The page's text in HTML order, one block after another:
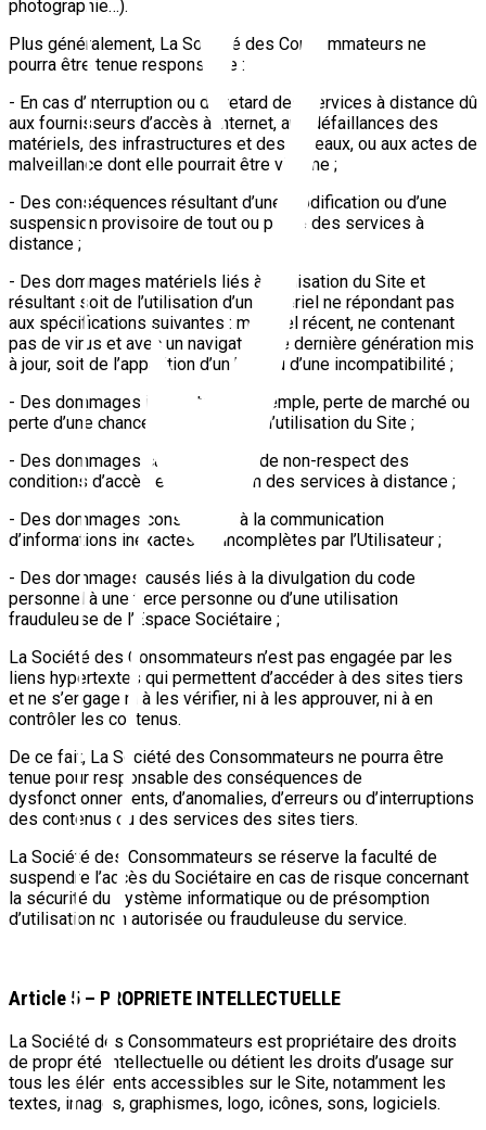
photographie…).
Plus généralement, La Société des Consommateurs ne
pourra être tenue responsable :
- En cas d’interruption ou de retard des services à distance dû
aux fournisseurs d’accès à internet, aux défaillances des
matériels, des infrastructures et des réseaux, ou aux actes de
malveillance dont elle pourrait être victime ;
- Des conséquences résultant d’une modification ou d’une
suspension provisoire de tout ou partie des services à
distance ;
- Des dommages matériels liés à l’utilisation du Site et
résultant soit de l’utilisation d’un matériel ne répondant pas
aux spécifications suivantes : matériel récent, ne contenant
pas de virus et avec un navigateur de dernière génération mis
à jour, soit de l’apparition d’un bug ou d’une incompatibilité ;
- Des dommages indirects (par exemple, perte de marché ou
perte d’une chance) consécutifs à l’utilisation du Site ;
- Des dommages causés en cas de non-respect des
conditions d’accès et d’utilisation des services à distance ;
- Des dommages consécutifs à la communication
d’informations inexactes ou incomplètes par l’Utilisateur ;
- Des dommages causés liés à la divulgation du code
personnel à une tierce personne ou d’une utilisation
frauduleuse de l’Espace Sociétaire ;
La Société des Consommateurs n’est pas engagée par les
liens hypertextes qui permettent d’accéder à des sites tiers
et ne s’engage ni à les vérifier, ni à les approuver, ni à en
contrôler les contenus.
De ce fait, La Société des Consommateurs ne pourra être
tenue pour responsable des conséquences de
dysfonctionnements, d’anomalies, d’erreurs ou d’interruptions
des contenus ou des services des sites tiers.
La Société des Consommateurs se réserve la faculté de
suspendre l’accès du Sociétaire en cas de risque concernant
la sécurité du système informatique ou de présomption
d’utilisation non autorisée ou frauduleuse du service.
Article 5 – PROPRIETE INTELLECTUELLE
La Société des Consommateurs est propriétaire des droits
de propriété intellectuelle ou détient les droits d’usage sur
tous les éléments accessibles sur le Site, notamment les
textes, images, graphismes, logo, icônes, sons, logiciels.